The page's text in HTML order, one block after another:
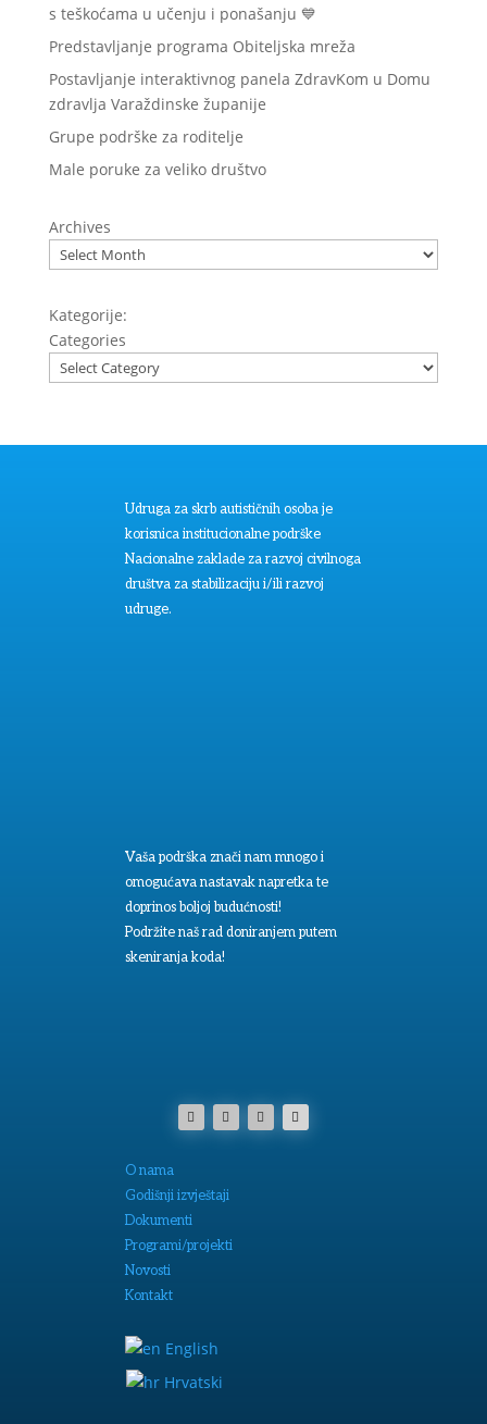
s teškoćama u učenju i ponašanju 💙
Predstavljanje programa Obiteljska mreža
Postavljanje interaktivnog panela ZdravKom u Domu
zdravlja Varaždinske županije
Grupe podrške za roditelje
Male poruke za veliko društvo
Archives
Kategorije:
Categories
Udruga za skrb autističnih osoba je
korisnica institucionalne podrške
Nacionalne zaklade za razvoj civilnoga
društva za stabilizaciju i/ili razvoj
udruge.
Vaša podrška znači nam mnogo i
omogućava nastavak napretka te
doprinos boljoj budućnosti!
Podržite naš rad doniranjem putem
skeniranja koda!
O nama
Godišnji izvještaji
Dokumenti
Programi/projekti
Novosti
Kontakt
English
Hrvatski